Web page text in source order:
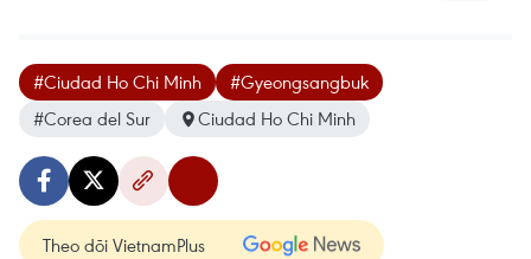
#Ciudad Ho Chi Minh
#Gyeongsangbuk
#Corea del Sur
Ciudad Ho Chi Minh
Theo dõi VietnamPlus